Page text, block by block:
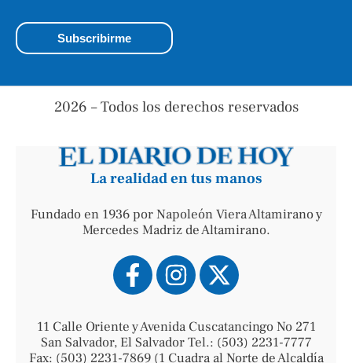
2026 – Todos los derechos reservados
La realidad en tus manos
Fundado en 1936 por Napoleón Viera Altamirano y
Mercedes Madriz de Altamirano.
11 Calle Oriente y Avenida Cuscatancingo No 271
San Salvador, El Salvador Tel.: (503) 2231-7777
Fax: (503) 2231-7869 (1 Cuadra al Norte de Alcaldía